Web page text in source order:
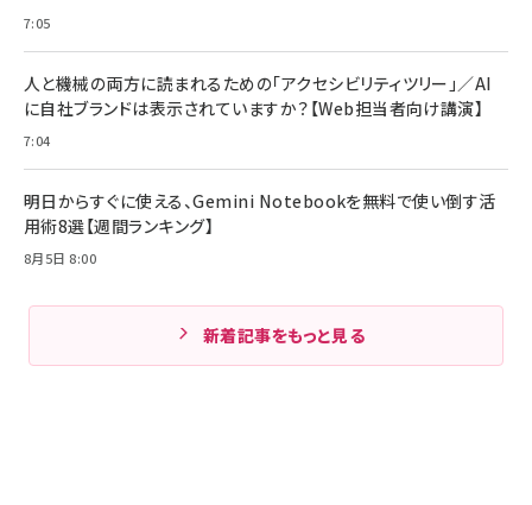
7:05
人と機械の両方に読まれるための「アクセシビリティツリー」／AI
に自社ブランドは表示されていますか？【Web担当者向け講演】
7:04
明日からすぐに使える、Gemini Notebookを無料で使い倒す活
用術8選【週間ランキング】
8月5日 8:00
新着記事をもっと見る